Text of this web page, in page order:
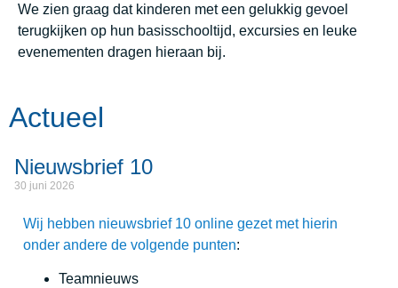
We zien graag dat kinderen met een gelukkig gevoel
terugkijken op hun basisschooltijd, excursies en leuke
evenementen dragen hieraan bij.
Actueel
Nieuwsbrief 10
30 juni 2026
Wij hebben nieuwsbrief 10 online gezet met hierin
onder andere de volgende punten:
Teamnieuws